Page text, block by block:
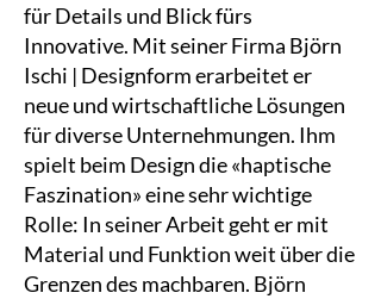
für Details und Blick fürs
Innovative. Mit seiner Firma Björn
Ischi | Designform erarbeitet er
neue und wirtschaftliche Lösungen
für diverse Unternehmungen. Ihm
spielt beim Design die «haptische
Faszination» eine sehr wichtige
Rolle: In seiner Arbeit geht er mit
Material und Funktion weit über die
Grenzen des machbaren. Björn